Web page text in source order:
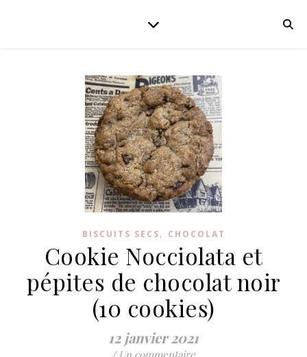
BISCUITS SECS, CHOCOLAT
Cookie Nocciolata et
pépites de chocolat noir
(10 cookies)
12 janvier 2021
/ Un commentaire